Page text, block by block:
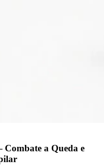
a Queda e